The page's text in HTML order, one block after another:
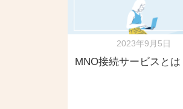
2023年9月5日
MNO接続サービスとは